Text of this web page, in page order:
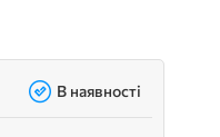
В наявності